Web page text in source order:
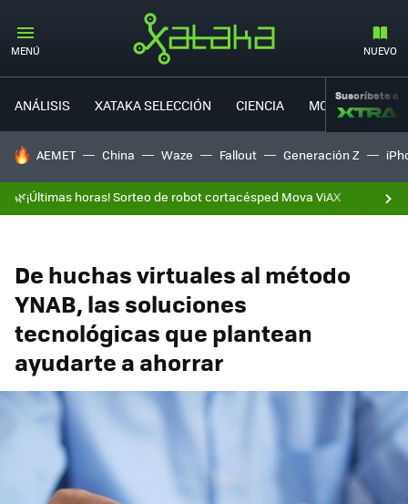
MENÚ NUEVO
ANÁLISIS XATAKA SELECCIÓN CIENCIA MOVILIDAD
Suscríbete a
HOY SE HABLA DE
AEMET China Waze Fallout Generación Z
🌿¡Últimas horas! Sorteo de robot cortacésped Mova ViAX
De huchas virtuales al método
YNAB, las soluciones
tecnológicas que plantean
ayudarte a ahorrar